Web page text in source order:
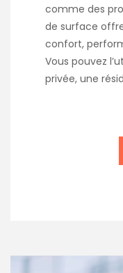
comme des
de surface
confort,
Vous pouvez
privée, une